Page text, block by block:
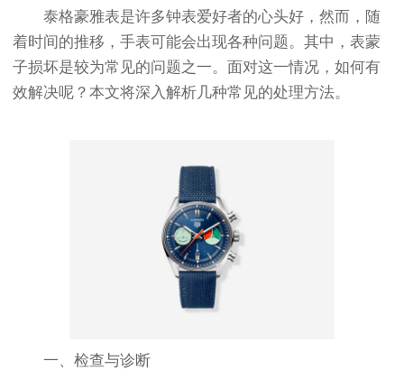
泰格豪雅表是许多钟表爱好者的心头好，然而，随
着时间的推移，手表可能会出现各种问题。其中，表蒙
子损坏是较为常见的问题之一。面对这一情况，如何有
效解决呢？本文将深入解析几种常见的处理方法。
一、检查与诊断